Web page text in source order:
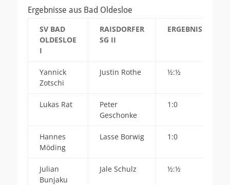
Ergebnisse aus Bad Oldesloe
SV BAD
OLDESLOE
I
RAISDORFER
SG II
ERGEBNIS
Yannick
Zotschi
Justin Rothe ½:½
Lukas Rat
Peter
Geschonke
1:0
Hannes
Möding
Lasse Borwig 1:0
Julian
Bunjaku
Jale Schulz ½:½